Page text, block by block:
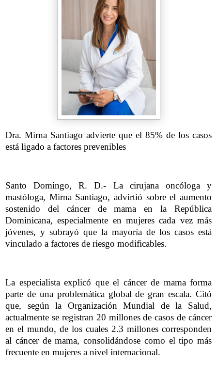
Dra. Mirna Santiago advierte que el 85% de los casos
está ligado a factores prevenibles
Santo Domingo, R. D.- La cirujana oncóloga y
mastóloga, Mirna Santiago, advirtió sobre el aumento
sostenido del cáncer de mama en la República
Dominicana, especialmente en mujeres cada vez más
jóvenes, y subrayó que la mayoría de los casos está
vinculado a factores de riesgo modificables.
La especialista explicó que el cáncer de mama forma
parte de una problemática global de gran escala. Citó
que, según la Organización Mundial de la Salud,
actualmente se registran 20 millones de casos de cáncer
en el mundo, de los cuales 2.3 millones corresponden
al cáncer de mama, consolidándose como el tipo más
frecuente en mujeres a nivel internacional.